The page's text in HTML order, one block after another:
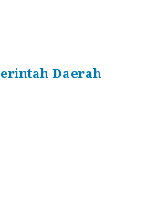
Daerah